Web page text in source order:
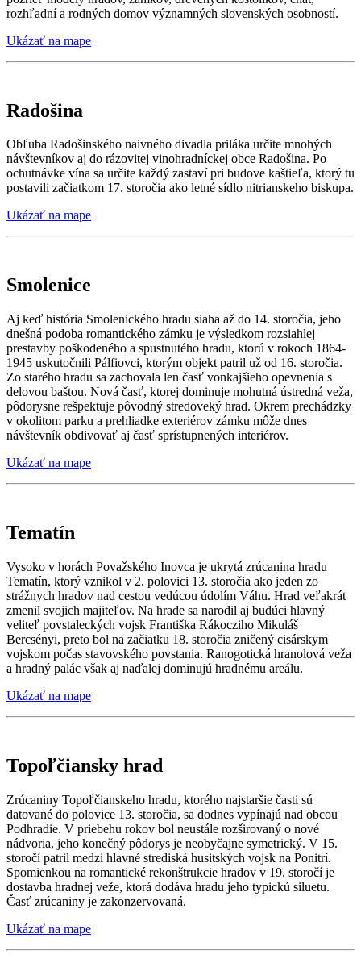
rozhľadní a rodných domov významných slovenských osobností.
Ukázať na mape
Radošina
Obľuba Radošinského naivného divadla priláka určite mnohých
návštevníkov aj do rázovitej vinohradníckej obce Radošina. Po
ochutnávke vína sa určite každý zastaví pri budove kaštieľa, ktorý tu
postavili začiatkom 17. storočia ako letné sídlo nitrianskeho biskupa.
Ukázať na mape
Smolenice
Aj keď história Smolenického hradu siaha až do 14. storočia, jeho
dnešná podoba romantického zámku je výsledkom rozsiahlej
prestavby poškodeného a spustnutého hradu, ktorú v rokoch 1864-
1945 uskutočnili Pálfiovci, ktorým objekt patril už od 16. storočia.
Zo starého hradu sa zachovala len časť vonkajšieho opevnenia s
delovou baštou. Nová časť, ktorej dominuje mohutná ústredná veža,
pôdorysne rešpektuje pôvodný stredoveký hrad. Okrem prechádzky
v okolitom parku a prehliadke exteriérov zámku môže dnes
návštevník obdivovať aj časť sprístupnených interiérov.
Ukázať na mape
Tematín
Vysoko v horách Považského Inovca je ukrytá zrúcanina hradu
Tematín, ktorý vznikol v 2. polovici 13. storočia ako jeden zo
strážnych hradov nad cestou vedúcou údolím Váhu. Hrad veľakrát
zmenil svojich majiteľov. Na hrade sa narodil aj budúci hlavný
veliteľ povstaleckých vojsk Františka Rákocziho Mikuláš
Bercsényi, preto bol na začiatku 18. storočia zničený cisárskym
vojskom počas stavovského povstania. Ranogotická hranolová veža
a hradný palác však aj naďalej dominujú hradnému areálu.
Ukázať na mape
Topoľčiansky hrad
Zrúcaniny Topoľčianskeho hradu, ktorého najstaršie časti sú
datované do polovice 13. storočia, sa dodnes vypínajú nad obcou
Podhradie. V priebehu rokov bol neustále rozširovaný o nové
nádvoria, jeho konečný pôdorys je neobyčajne symetrický. V 15.
storočí patril medzi hlavné strediská husitských vojsk na Ponitrí.
Spomienkou na romantické rekonštrukcie hradov v 19. storočí je
dostavba hradnej veže, ktorá dodáva hradu jeho typickú siluetu.
Časť zrúcaniny je zakonzervovaná.
Ukázať na mape